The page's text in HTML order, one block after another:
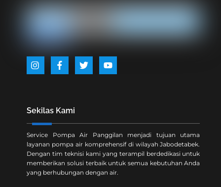
To
Icon
Icon
Icon
Icon
Sekilas Kami
Service Pompa Air Panggilan menjadi tujuan utama
layanan pompa air komprehensif di wilayah Jabodetabek.
Dengan tim teknisi kami yang terampil berdedikasi untuk
memberikan solusi terbaik untuk semua kebutuhan Anda
yang berhubungan dengan air.